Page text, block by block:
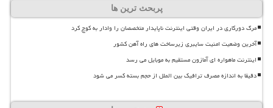
پربحث ترین ها
مرگ دورکاری در ایران وقتی اینترنت ناپایدار متخصصان را وادار به کوچ کرد
آخرین وضعیت امنیت سایبری زیرساخت های راه آهن کشور
اینترنت ماهواره ای آمازون مستقیم به موبایل می رسد
دقیقا به اندازه مصرف ترافیک بین الملل از حجم بسته کسر می شود